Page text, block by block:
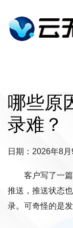
哪些原
录难？
日期：2026年8月
客户写了一
推送，推送状态
录。可奇怪的是